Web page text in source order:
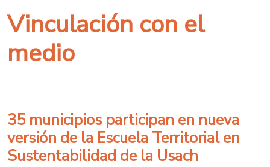
Vinculación con el
medio
35 municipios participan en nueva
versión de la Escuela Territorial en
Sustentabilidad de la Usach